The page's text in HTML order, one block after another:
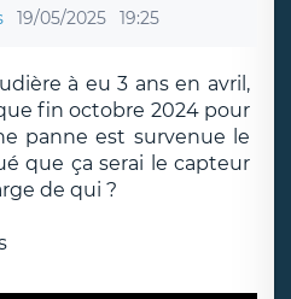
19/05/2025 19:25
à eu 3 ans en avril,
fin octobre 2024 pour
panne est survenue le
que ça serai le capteur
de qui ?